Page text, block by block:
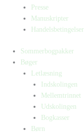
Presse
Manuskripter
Handelsbetingelser
Sommerbogpakker
Bøger
Letlæsning
Indskolingen
Mellemtrinnet
Udskolingen
Bogkasser
Børn